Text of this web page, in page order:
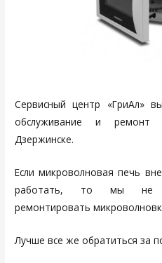
Сервисный центр «ГриАл»
обслуживание и ремонт
Дзержинске.
Если микроволновая печь
работать, то мы не
ремонтировать
Лучше все же обратиться за